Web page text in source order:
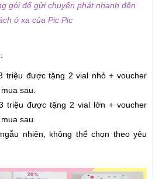
gói để gửi chuyển phát nhanh đến
ở xa của Pic Pic
triệu được tặng 2 vial nhỏ + voucher
sau.
triệu được tặng 2 vial lớn + voucher
sau.
nhiên, không thể chọn theo yêu